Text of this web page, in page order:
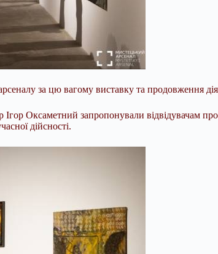
за цю вагому виставку та продовження
Оксаметний запропонували відвідувачам
дійсності.